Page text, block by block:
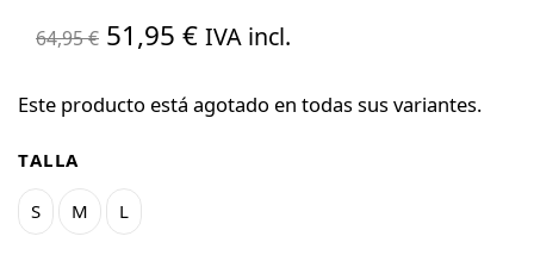
64,95€ El
original
64,95 €.
51,95 €El
actual
IVA incl.
Este producto está agotado en todas sus variantes.
TALLA
S M L